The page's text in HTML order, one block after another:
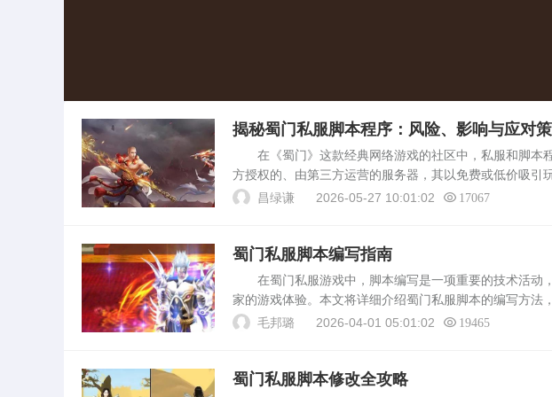
揭秘蜀门私服脚本程序：风险、影响与应对
在《蜀门》这款经典网络游戏的社区中，私服和脚本
方授权的、由第三方运营的服务器，其以免费或低价吸引
本程序，则是在游戏中自动执行特定任务的软件工具，如
昌绿谦 2026-05-27 10:01:02 17067
蜀门私服脚本编写指南
在蜀门私服游戏中，脚本编写是一项重要的技术活动
家的游戏体验。本文将详细介绍蜀门私服脚本的编写方法
开始编写蜀门私服脚本之前，需要做好以下准备工作：1.
毛邦璐 2026-04-01 05:01:02 19465
蜀门私服脚本修改全攻略